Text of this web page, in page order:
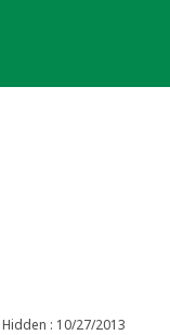
Hidden : 10/27/2013